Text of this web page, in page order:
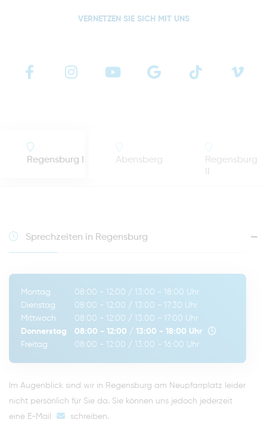
VERNETZEN SIE SICH MIT UNS
Regensburg I Abensberg
Regensburg
Sprechzeiten in Regensburg
Montag 08:00 - 12:00 / 13:00 - 18:00 Uhr
Dienstag
08:00 - 12:00 / 13:00 - 17:30 Uhr
Mittwoch
08:00 - 12:00 / 13:00 - 17:00 Uhr
Donnerstag
08:00 - 12:00 / 13:00 - 18:00 Uhr
Freitag
08:00 - 12:00 / 13:00 - 16:00 Uhr
Im Augenblick sind wir in Regensburg am Neupfarrplatz leider
nicht persönlich für Sie da. Sie können uns jedoch jederzeit
eine E-Mail
schreiben.